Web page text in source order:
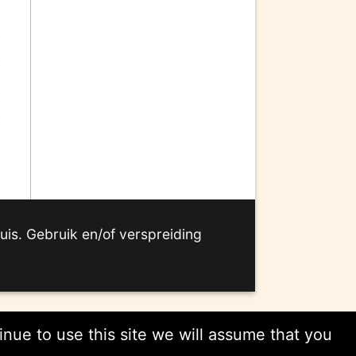
II:
Gebruik en/of verspreiding
to use this site we will assume that you